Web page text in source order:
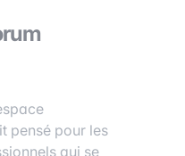
pensé pour les
qui se